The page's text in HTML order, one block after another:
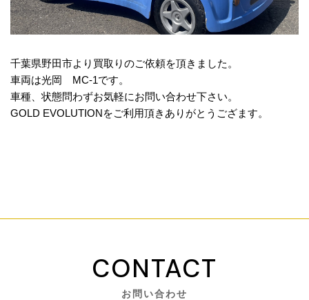
千葉県野田市より買取りのご依頼を頂きました。
車両は光岡 MC-1です。
車種、状態問わずお気軽にお問い合わせ下さい。
GOLD EVOLUTIONをご利用頂きありがとうござます。
CONTACT
お問い合わせ